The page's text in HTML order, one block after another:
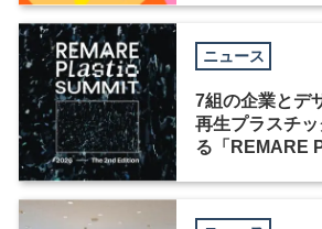
ニュース
7組の企業とデ
再生プラスチ
る「REMARE